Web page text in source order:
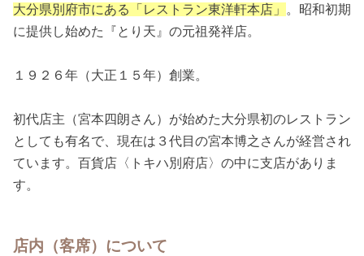
大分県別府市にある「レストラン東洋軒本店」
。昭和初期
に提供し始めた『とり天』の元祖発祥店。
１９２６年（大正１５年）創業。
初代店主（宮本四朗さん）が始めた大分県初のレストラン
としても有名で、現在は３代目の宮本博之さんが経営され
ています。百貨店〈トキハ別府店〉の中に支店がありま
す。
店内（客席）について